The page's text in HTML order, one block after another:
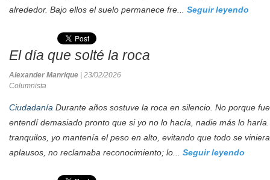
alrededor. Bajo ellos el suelo permanece fre... Seguir leyendo
El día que solté la roca
Alexander Manrique
| 23/02/2026
Columnista
Ciudadanía Durante años sostuve la roca en silencio. No porque
entendí demasiado pronto que si yo no lo hacía, nadie más lo
tranquilos, yo mantenía el peso en alto, evitando que todo se
aplausos, no reclamaba reconocimiento; lo... Seguir leyendo